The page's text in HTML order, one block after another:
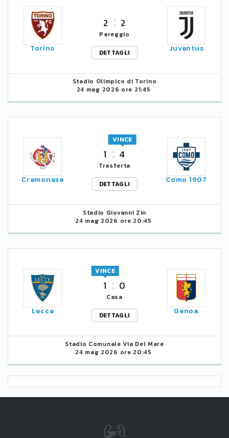
Torino
2 2
Pareggio
DETTAGLI
Juventus
Stadio Olimpico di Torino
24 mag 2026 ore 21:45
Cremonese
1 4
VINCE
Trasferta
DETTAGLI
Como 1907
Stadio Giovanni Zin
24 mag 2026 ore 20:45
Lecce
1
VINCE
0
Casa
DETTAGLI
Genoa
Stadio Comunale Via Del Mare
24 mag 2026 ore 20:45